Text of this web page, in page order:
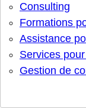
Consulting
Formations
Assistance
Services
Gestion de